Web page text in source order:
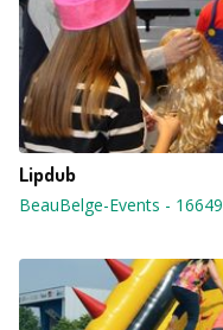
Lipdub
BeauBelge-Events - 16649